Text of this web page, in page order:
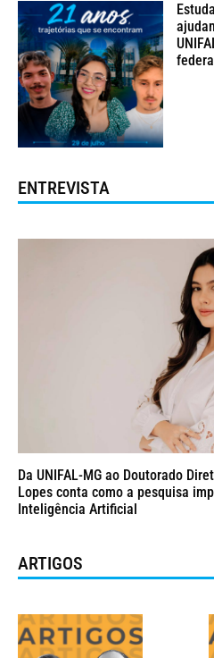
federal
ENTREVISTA
Da UNIFAL-MG ao Doutorado
Lopes conta como a pesquisa
Inteligência Artificial
ARTIGOS